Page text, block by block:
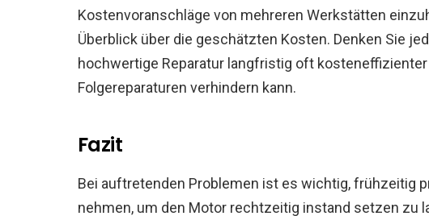
Kostenvoranschläge von mehreren Werkstätten
Überblick über die geschätzten Kosten. Denken Sie
hochwertige Reparatur langfristig oft
Folgereparaturen verhindern kann.
Fazit
Bei auftretenden Problemen ist es wichtig, frühzeitig
nehmen, um den Motor rechtzeitig instand setzen zu